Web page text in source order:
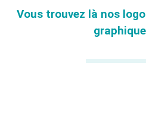
Vous trouvez là nos